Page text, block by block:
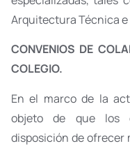
Arquitectura Técnica
CONVENIOS DE
COLEGIO.
En el marco de la
objeto de que los
disposición de ofrecer